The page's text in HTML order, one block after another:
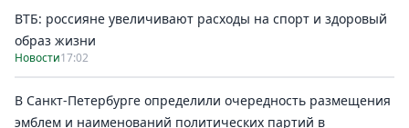
ВТБ: россияне увеличивают расходы на спорт и здоровый
образ жизни
Новости17:02
В Санкт-Петербурге определили очередность размещения
эмблем и наименований политических партий в